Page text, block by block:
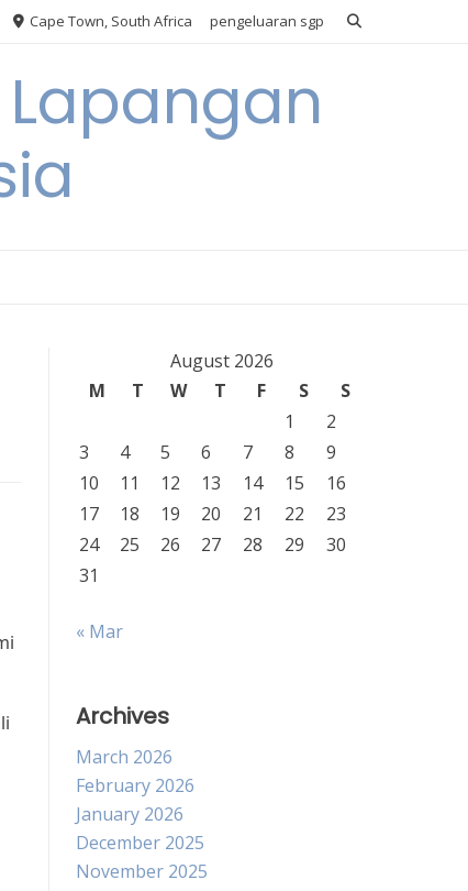
Cape Town, South Africa pengeluaran sgp
August 2026
M
T W T F S
S
1
2
3
4 5 6 7 8
9
10
11 12 13 14 15
16
17
18 19 20 21 22
23
24
25 26 27 28 29
30
31
« Mar
Archives
March 2026
February 2026
January 2026
December 2025
November 2025